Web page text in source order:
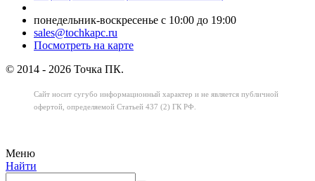
понедельник-воскресенье с 10:00 до 19:00
sales@tochkapc.ru
Посмотреть на карте
© 2014 - 2026 Точка ПК.
Сайт носит сугубо информационный характер и не является публичной
офертой, определяемой Статьей 437 (2) ГК РФ.
Меню
Найти